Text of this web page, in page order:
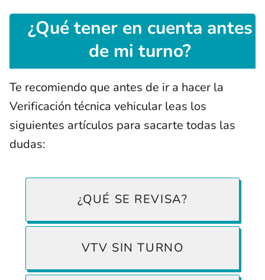
¿Qué tener en cuenta antes
de mi turno?
Te recomiendo que antes de ir a hacer la
Verificación técnica vehicular leas los
siguientes artículos para sacarte todas las
dudas:
¿QUÉ SE REVISA?
VTV SIN TURNO